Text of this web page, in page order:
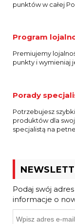
punktów w całej
Program
Premiujemy
punkty i wymieniaj
Porady
Potrzebujesz
produktów dla
specjalistą na
Podaj swój
informacje o